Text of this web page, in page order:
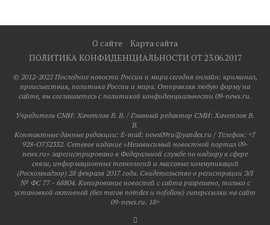
О сайте
Карта сайта
ПОЛИТИКА КОНФИДЕНЦИАЛЬНОСТИ ОТ 23.06.2017
© 2012-2022 Последние новости России и мира сегодня онлайн: криминал,
происшествия, политика России и мира. Отправляя любую форму на
сайте, вы соглашаетесь с политикой конфиденциальности 09-news.ru.
Учредитель СМИ: Хaчeтлoв B. B. / Главный редактор СМИ: Хaчeтлoв B.
B.
Контактные данные редакции: E-mail: news09ru@yandex.ru / Телефон: +7
928-O752332. Сетевое издание «Независимый новостной портал 09-
news.ru» зарегистрировано в Федеральной службе по надзору в сфере
связи, информационных технологий и массовых коммуникаций
(Роскомнадзор) 28 февраля 2017 года. Свидетельство о регистрации ЭЛ
№ ФС 77 - 68804. Копирование новостей с сайта разрешено, только с
установкой активной (без тегов noindex и nofollow) гиперссылки на сайт
09-news.ru. 18+